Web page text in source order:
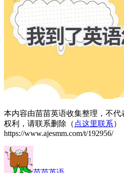
本内容由苗苗英语收集整理，不
权利，请联系删除（ 点这里联系）
https://www.ajesmm.com/t/192956/